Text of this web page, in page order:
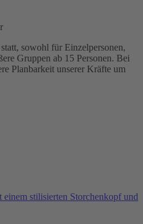
sowohl für Einzelpersonen,
Gruppen ab 15 Personen. Bei
Planbarkeit unserer Kräfte um